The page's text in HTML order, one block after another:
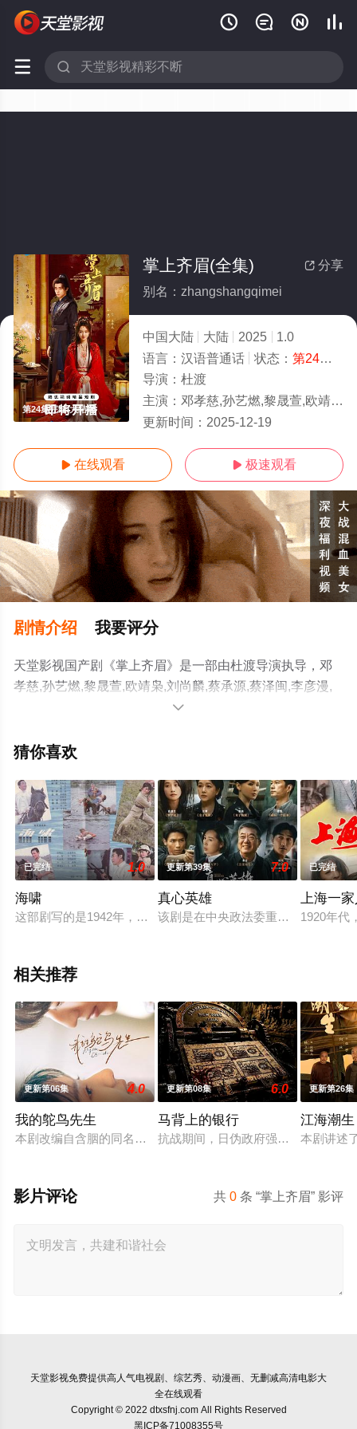
   
 
第24集完结/大结局
 分享
掌上齐眉(全集)
别名：zhangshangqimei
中国大陆 大陆 2025
1.0
语言： 汉语普通话 状态： 第24集完结
导演： 杜渡
主演： 邓孝慈,孙艺燃,黎晟萱,欧靖枭,刘尚麟,蔡承源,蔡泽闽,李彦漫,毛敏卓,韩子萱,陈南黎,苗茂盛
更新时间： 2025-12-19
 在线观看  极速观看
剧情介绍 我要评分
天堂影视国产剧《掌上齐眉》是一部由杜渡导演执导，邓
孝慈,孙艺燃,黎晟萱,欧靖枭,刘尚麟,蔡承源,蔡泽闽,李彦漫,
毛敏卓,韩子萱,陈南黎,苗茂盛,郭东兴,石蕊,韩露等明星演员
完结），手机免费观看高清未删减完整版电视剧全集就上
移步至豆瓣电视剧、电视猫或剧情网等平台了解。

猜你喜欢
已完结 1.0
海啸
这部剧写的是1942年，在抗日战争最艰苦的一年，胶东地区（
更新第39集 7.0
真心英雄
该剧是在中央政法委重点指导下，
已完结
上海一
1920年代
相关推荐
更新第06集 4.0
我的鸵鸟先生
本剧改编自含胭的同名小说，讲述了邻家女孩庞倩（苏晓彤 饰
更新第08集 6.0
马背上的银行
抗战期间，日伪政府强行推广、使用
更新第26集
江海潮生
本剧讲述
共0 条 “掌上齐眉” 影评
影片评论
天堂影视免费提供高人气电视剧、综艺秀、动漫画、无删减高清电影大
全在线观看
Copyright © 2022 dtxsfnj.com All Rights Reserved
黑ICP备71008355号